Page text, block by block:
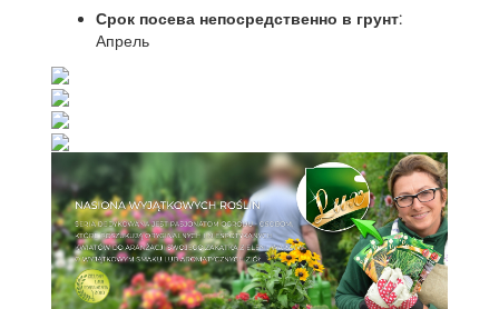
Срок посева непосредственно в грунт:
Апрель